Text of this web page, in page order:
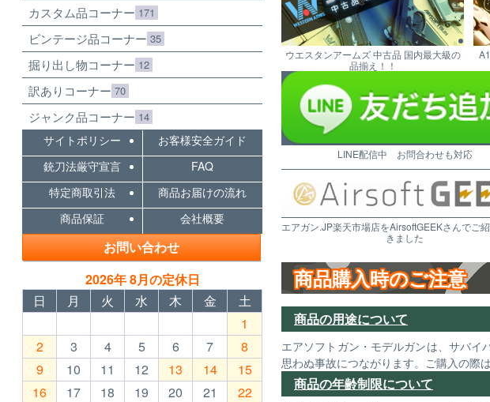
ウエスタンアームズ 中古品 国内最大級の
品揃え！！
LINE配信中 お問合わせも対応
エアガン.JP楽天市場店をAirsoftGEEKさんでご
きました
商品購入時のご注意
商品の用途について
エアソフトガン・モデルガンは、サバイ
思わぬ事故につながります。ご購入の際
商品の年齢制限について
カスタム品コーナー 171
ビンテージ品コーナー 35
掘り出し物コーナー 12
訳ありコーナー 70
ジャンク品コーナー 14
サイトポリシー
お客様安全ガイド
銃刀法厳守宣言
FAQ
特定商取引法
商品お届けの流れ
商品保証
会社概要
お問い合わせ
2026年 8月の定休日
日
月 火 水 木 金
土
1
2
3 4 5 6 7
8
9
10 11 12 13 14
15
16
17 18 19 20 21
22